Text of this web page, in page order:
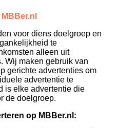
voor diens doelgroep en
te
alleen uit
Wij maken gebruik van
gerichte advertenties om
advertentie te
is elke advertentie die
de doelgroep.
op MBBer.nl: